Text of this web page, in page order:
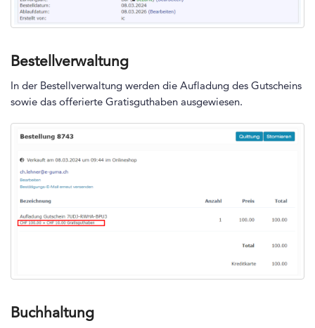
Bestellverwaltung
In der Bestellverwaltung werden die Aufladung des Gutscheins
sowie das offerierte Gratisguthaben ausgewiesen.
Buchhaltung